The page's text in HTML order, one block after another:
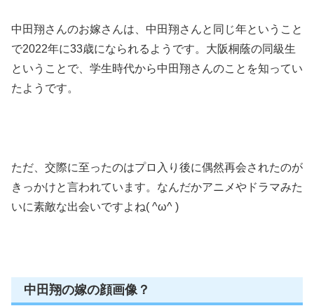
中田翔さんのお嫁さんは、中田翔さんと同じ年ということ
で2022年に33歳になられるようです。大阪桐蔭の同級生
ということで、学生時代から中田翔さんのことを知ってい
たようです。
ただ、交際に至ったのはプロ入り後に偶然再会されたのが
きっかけと言われています。なんだかアニメやドラマみた
いに素敵な出会いですよね( ^ω^ )
中田翔の嫁の顔画像？